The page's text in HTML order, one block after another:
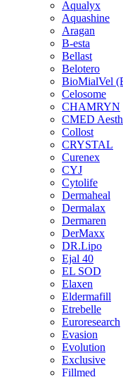
Aqualyx
Aquashine
Aragan
B-esta
Bellast
Belotero
BioMialVel
Celosome
CHAMRYN
CMED
Collost
CRYSTAL
Curenex
CYJ
Cytolife
Dermaheal
Dermalax
Dermaren
DerMaxx
DR.Lipo
Ejal 40
EL SOD
Elaxen
Eldermafill
Etrebelle
Euroresearch
Evasion
Evolution
Exclusive
Fillmed